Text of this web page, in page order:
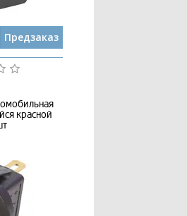
Предзаказ
красной